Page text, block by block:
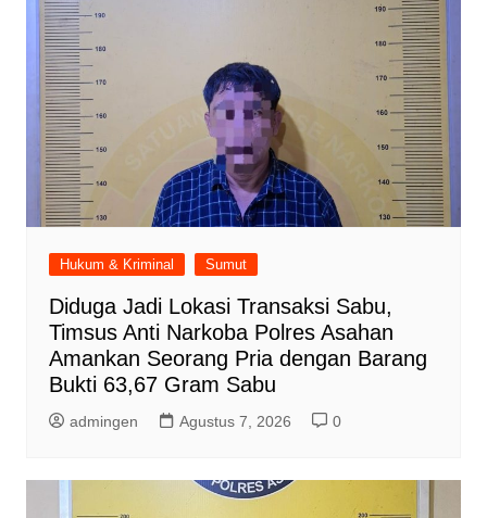
Hukum & Kriminal Sumut
Diduga Jadi Lokasi Transaksi Sabu,
Timsus Anti Narkoba Polres Asahan
Amankan Seorang Pria dengan Barang
Bukti 63,67 Gram Sabu
admingen Agustus 7, 2026 0